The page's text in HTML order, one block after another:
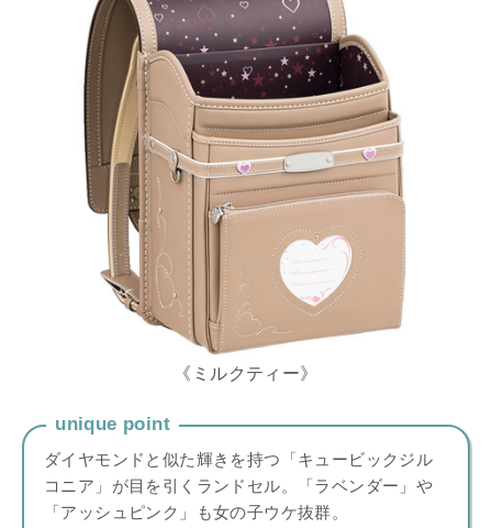
《ミルクティー》
unique point
ダイヤモンドと似た輝きを持つ「キュービックジル
コニア」が目を引くランドセル。「ラベンダー」や
「アッシュピンク」も女の子ウケ抜群。